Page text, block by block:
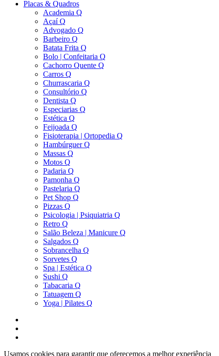
Placas & Quadros
Academia Q
Açaí Q
Advogado Q
Barbeiro Q
Batata Frita Q
Bolo | Confeitaria Q
Cachorro Quente Q
Carros Q
Churrascaria Q
Consultório Q
Dentista Q
Especiarias Q
Estética Q
Feijoada Q
Fisioterapia | Ortopedia Q
Hambúrguer Q
Massas Q
Motos Q
Padaria Q
Pamonha Q
Pastelaria Q
Pet Shop Q
Pizzas Q
Psicologia | Psiquiatria Q
Retro Q
Salão Beleza | Manicure Q
Salgados Q
Sobrancelha Q
Sorvetes Q
Spa | Estética Q
Sushi Q
Tabacaria Q
Tatuagem Q
Yoga | Pilates Q
Usamos cookies para garantir que oferecemos a melhor experiência